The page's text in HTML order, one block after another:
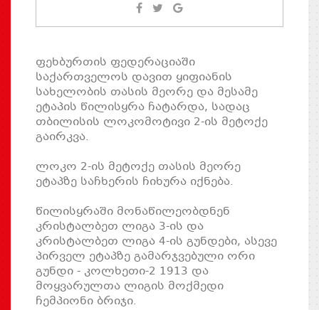
ფეხბურთის ფედერაციაში
საქართველოს დავით ყიფიანის
სახელობის თასის მეორე და მესამე
ეტაპის წილისყრა ჩატარდა, სადაც
თბილისის ლოკომოტივი 2-ის მეტოქე
გაირკვა.
ლოკო 2-ის მეტოქე თასის მეორე
ეტაპზე საჩხერის ჩიხურა იქნება.
წილისყრაში მონაწილეობდნენ
კრისტალბეთ ლიგა 3-ის და
კრისტალბეთ ლიგა 4-ის გუნდები, ასევე
პირველ ეტაპზე გამარჯვებული ორი
გუნდი - კოლხეთი-2 1913 და
მოყვარულთა ლიგის მოქმედი
ჩემპიონი ბრიჯი.